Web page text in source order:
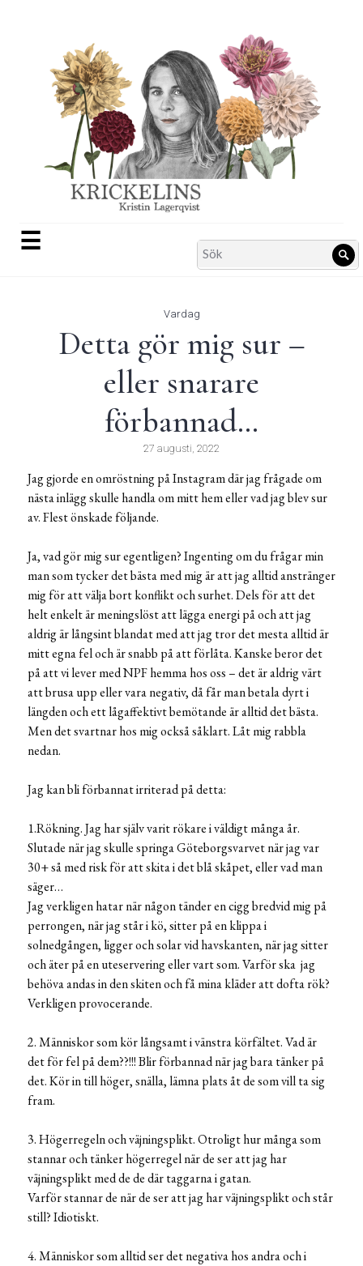
☰
Search
for:
Vardag
Detta gör mig sur –
eller snarare
förbannad…
27 augusti, 2022
Jag gjorde en omröstning på Instagram där jag frågade om
nästa inlägg skulle handla om mitt hem eller vad jag blev sur
av. Flest önskade följande.
Ja, vad gör mig sur egentligen? Ingenting om du frågar min
man som tycker det bästa med mig är att jag alltid anstränger
mig för att välja bort konflikt och surhet. Dels för att det
helt enkelt är meningslöst att lägga energi på och att jag
aldrig är långsint blandat med att jag tror det mesta alltid är
mitt egna fel och är snabb på att förlåta. Kanske beror det
på att vi lever med NPF hemma hos oss – det är aldrig värt
att brusa upp eller vara negativ, då får man betala dyrt i
längden och ett lågaffektivt bemötande är alltid det bästa.
Men det svartnar hos mig också såklart. Låt mig rabbla
nedan.
Jag kan bli förbannat irriterad på detta:
1.Rökning. Jag har själv varit rökare i väldigt många år.
Slutade när jag skulle springa Göteborgsvarvet när jag var
30+ så med risk för att skita i det blå skåpet, eller vad man
säger…
Jag verkligen hatar när någon tänder en cigg bredvid mig på
perrongen, när jag står i kö, sitter på en klippa i
solnedgången, ligger och solar vid havskanten, när jag sitter
och äter på en uteservering eller vart som. Varför ska jag
behöva andas in den skiten och få mina kläder att dofta rök?
Verkligen provocerande.
2. Människor som kör långsamt i vänstra körfältet. Vad är
det för fel på dem??!!! Blir förbannad när jag bara tänker på
det. Kör in till höger, snälla, lämna plats åt de som vill ta sig
fram.
3. Högerregeln och väjningsplikt. Otroligt hur många som
stannar och tänker högerregel när de ser att jag har
väjningsplikt med de de där taggarna i gatan.
Varför stannar de när de ser att jag har väjningsplikt och står
still? Idiotiskt.
4. Människor som alltid ser det negativa hos andra och i